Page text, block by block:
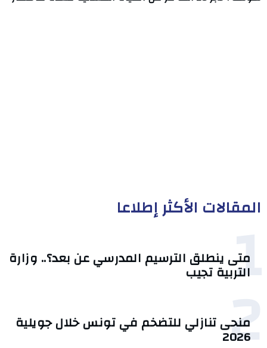
المقالات الأكثر إطلاعا
1
متى ينطلق الترسيم المدرسي عن بعد؟.. وزارة
التربية تجيب
2 منحى تنازلي ‎للتضخم في تونس خلال جويلية
2026‎